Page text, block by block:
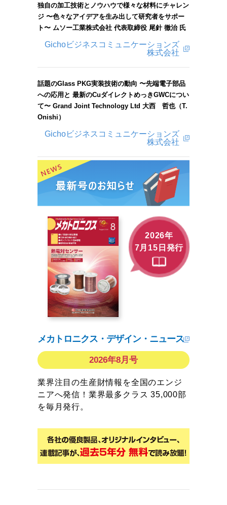
独自の加工技術とノウハウで様々な材料にチャレン
ジ 〜色々なアイデアを生み出して研究者をサポー
ト〜 ムソー工業株式会社 代表取締役 尾針 徹治 氏
Gichoビジネスコミュニケーションズ
株式会社
話題のGlass PKG実装技術の動向 〜先端電子部品
への応用と 最新のCuダイレクトめっきGWCについ
て〜 Grand Joint Technology Ltd 大西 哲也（T.
Onishi）
Gichoビジネスコミュニケーションズ
株式会社
2026年
7月15日発行
メカトロニクス・デザイン・ニュース
2026年8月号
業界注目の生産財情報を全国のエンジ
ニアへ発信！業界最多クラス 35,000部
を毎月発行。